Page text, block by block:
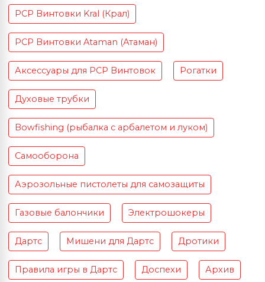
PCP Винтовки Kral (Крал)
PCP Винтовки Ataman (Атаман)
Аксессуары для PCP Винтовок Рогатки
Духовые трубки
Bowfishing (рыбалка с арбалетом и луком)
Самооборона
Аэрозольные пистолеты для самозащиты
Газовые балончики Электрошокеры
Дартс Мишени для Дартс Дротики
Правила игры в Дартс Доспехи Архив